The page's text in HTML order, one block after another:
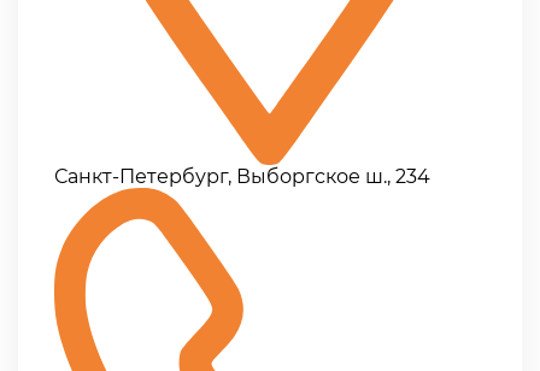
Санкт-Петербург, Выборгское ш., 234